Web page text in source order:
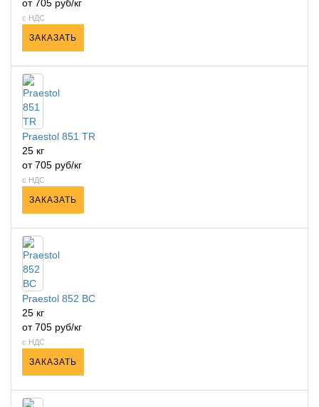
от 705 руб/кг
с НДС
ЗАКАЗАТЬ
Praestol 851 TR
25 кг
от 705 руб/кг
с НДС
ЗАКАЗАТЬ
Praestol 852 ВС
25 кг
от 705 руб/кг
с НДС
ЗАКАЗАТЬ